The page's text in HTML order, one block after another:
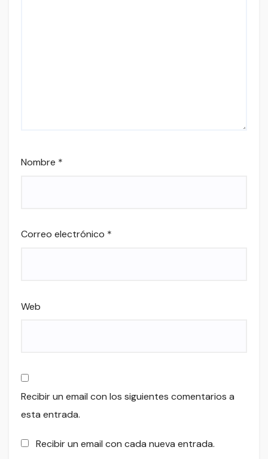
Nombre *
Correo electrónico *
Web
Recibir un email con los siguientes comentarios a
esta entrada.
Recibir un email con cada nueva entrada.